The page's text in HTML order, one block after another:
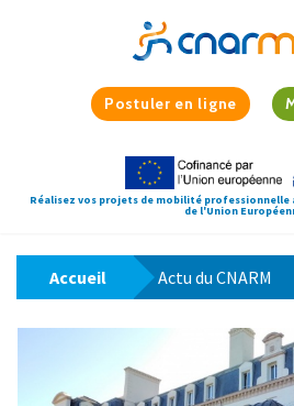
Postuler en ligne
Réalisez vos projets de mobilité professionnelle
de l'Union
Accueil Actu du CNARM